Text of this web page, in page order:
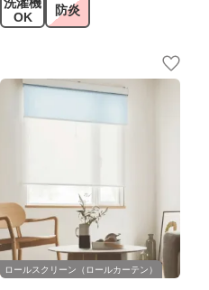
OK
防炎
JCオリジナル
ロールスクリーン（ロールカーテン）